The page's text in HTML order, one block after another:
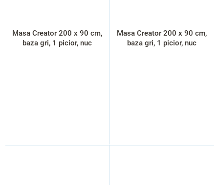
Masa Creator 200 x 90 cm,
baza gri, 1 picior, nuc
Masa Creator 200 x 90 cm,
baza gri, 1 picior, nuc